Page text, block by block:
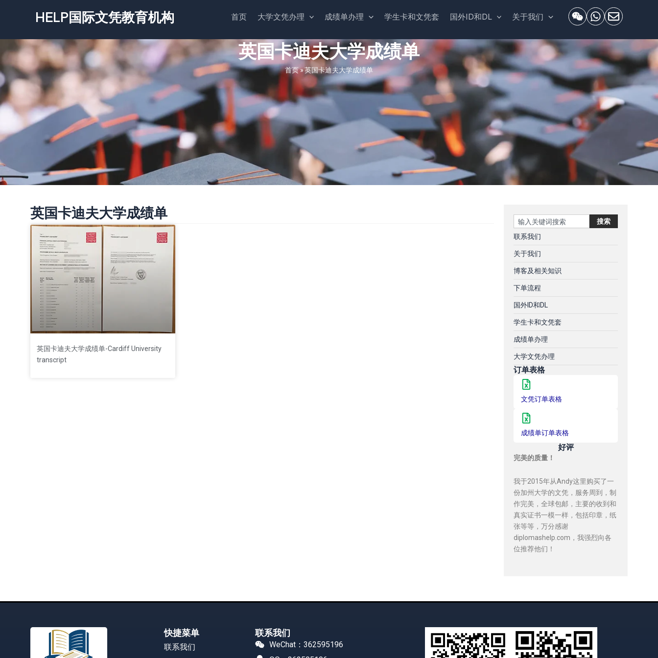
容
HELP国际文凭教育机构 首页 大学文凭办理 成绩单办理 学生卡和文凭套 国外ID和DL 关于我们
英国卡迪夫大学成绩单
首页»英国卡迪夫大学成绩单
英国卡迪夫大学成绩单
英国卡迪夫大学成绩单-Cardiff University
transcript
Search 搜索
联系我们
关于我们
博客及相关知识
下单流程
国外ID和DL
学生卡和文凭套
成绩单办理
大学文凭办理
订单表格
文凭订单表格
成绩单订单表格
好评
完美的质量！
我于2015年从Andy这里购买了一
份加州大学的文凭，服务周到，制
作完美，全球包邮，主要的收到和
真实证书一模一样，包括印章，纸
张等等，万分感谢
diplomashelp.com，我强烈向各
位推荐他们！
快捷菜单
联系我们
联系我们
WeChat：362595196